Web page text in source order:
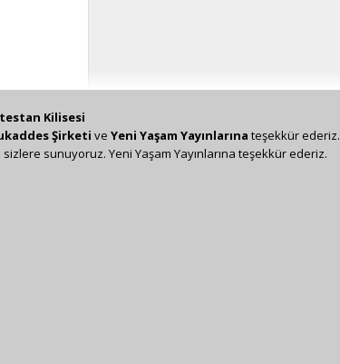
Kilisesi
Şirketi ve Yeni Yaşam Yayınlarına teşekkür ederiz.
sizlere sunuyoruz. Yeni Yaşam Yayınlarına teşekkür ederiz.